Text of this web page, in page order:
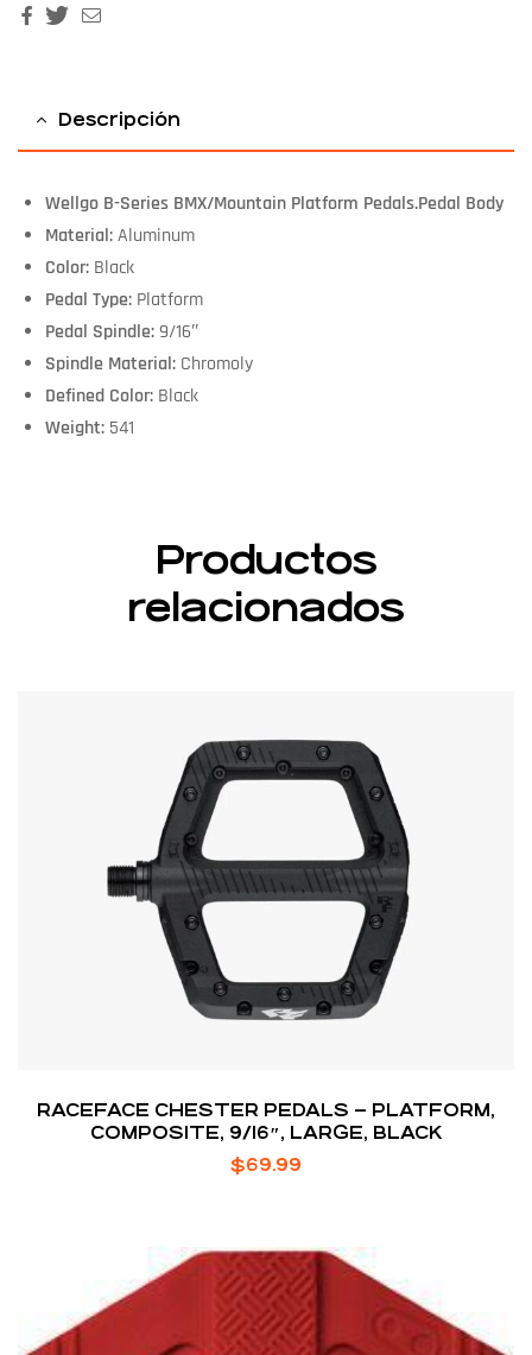
FacebookTwitter
Descripción
Wellgo B-Series BMX/Mountain Platform Pedals.Pedal Body
Material:Aluminum
Color:Black
Pedal Type:Platform
Pedal Spindle:9/16″
Spindle Material:Chromoly
Defined Color:Black
Weight:541
Productos
relacionados
RACEFACE CHESTER PEDALS – PLATFORM,
COMPOSITE, 9/16″, LARGE, BLACK
$69.99